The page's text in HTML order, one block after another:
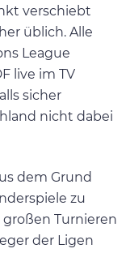
verschiebt
üblich. Alle
League
live im TV
sicher
nicht dabei
dem Grund
zu
Turnieren
der Ligen